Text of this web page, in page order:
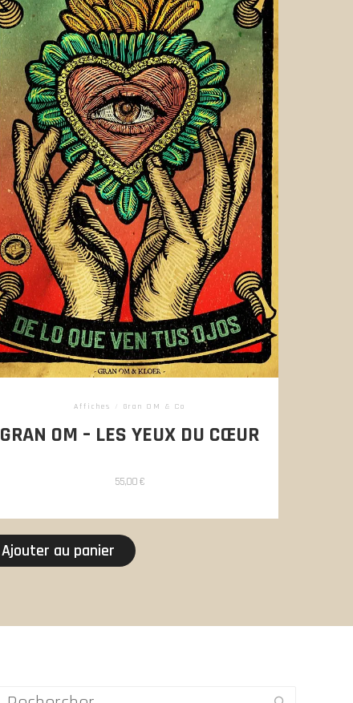
Affiches Gran OM & Co
GRAN OM – LES YEUX DU CŒUR
55,00€
Ajouter au panier